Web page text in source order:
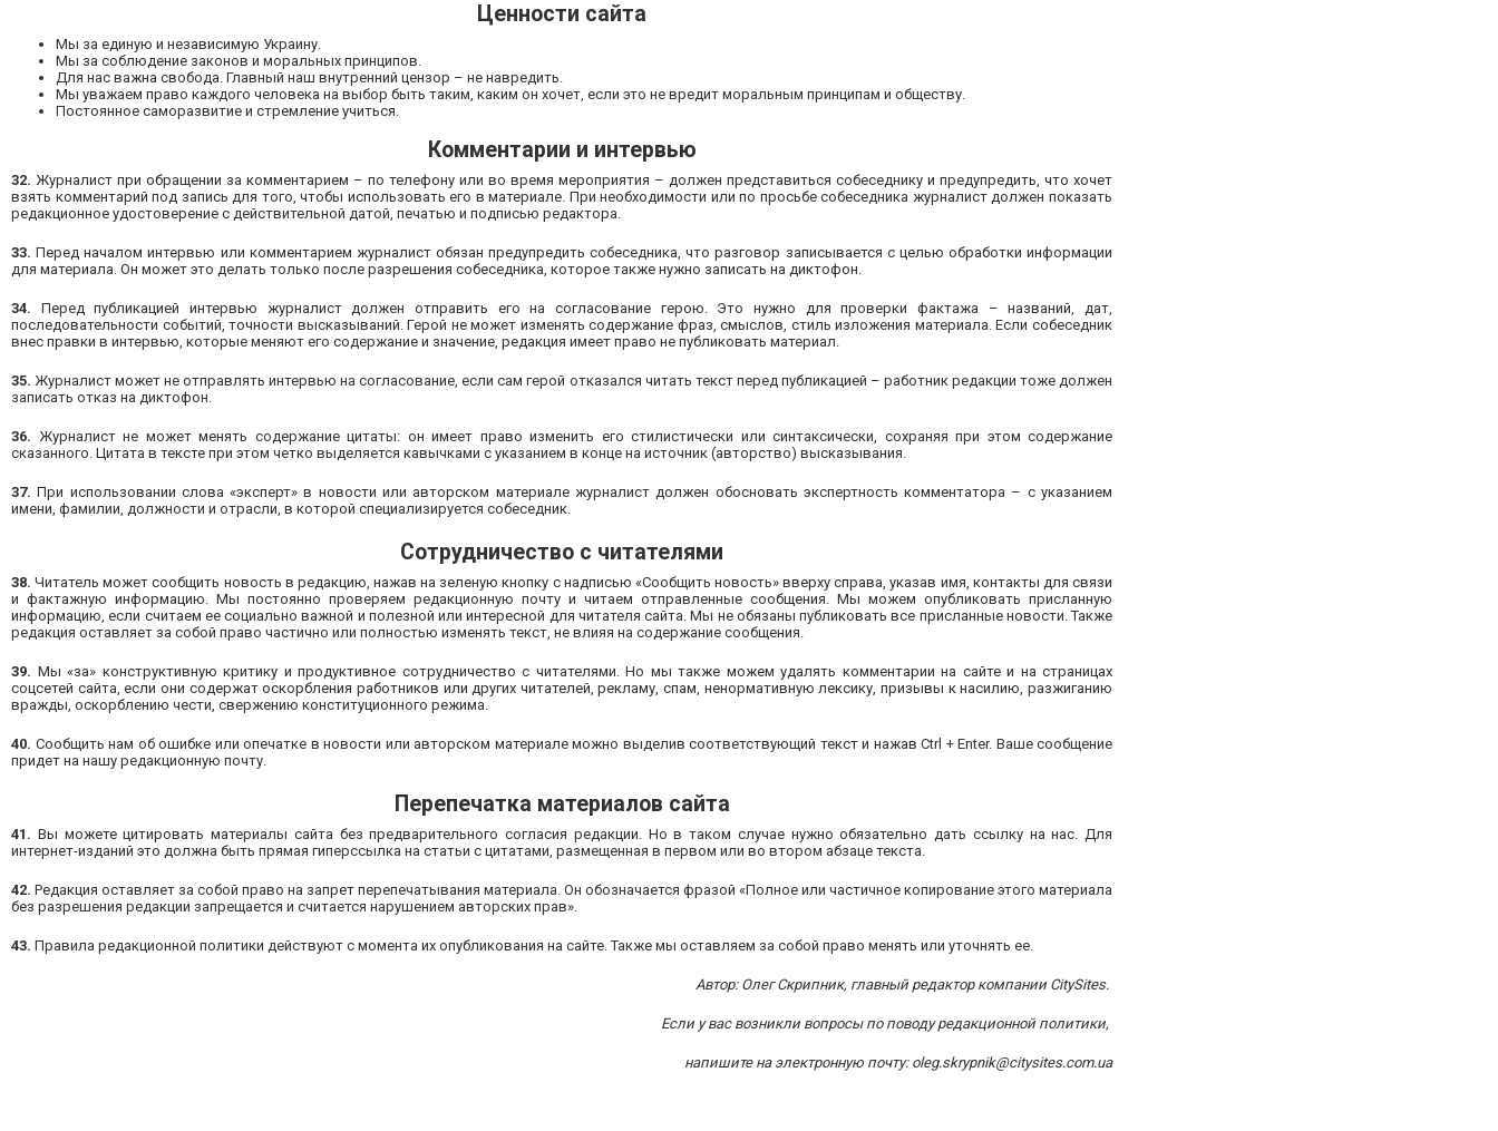
Ценности сайта
Мы за единую и независимую Украину.
Мы за соблюдение законов и моральных принципов.
Для нас важна свобода. Главный наш внутренний цензор – не навредить.
Мы уважаем право каждого человека на выбор быть таким, каким он хочет, если это не вредит моральным принципам и обществу.
Постоянное саморазвитие и стремление учиться.
Комментарии и интервью
32. Журналист при обращении за комментарием – по телефону или во время мероприятия – должен представиться собеседнику и предупредить, что хочет
взять комментарий под запись для того, чтобы использовать его в материале. При необходимости или по просьбе собеседника журналист должен показать
редакционное удостоверение с действительной датой, печатью и подписью редактора.
33. Перед началом интервью или комментарием журналист обязан предупредить собеседника, что разговор записывается с целью обработки информации
для материала. Он может это делать только после разрешения собеседника, которое также нужно записать на диктофон.
34. Перед публикацией интервью журналист должен отправить его на согласование герою. Это нужно для проверки фактажа – названий, дат,
последовательности событий, точности высказываний. Герой не может изменять содержание фраз, смыслов, стиль изложения материала. Если собеседник
внес правки в интервью, которые меняют его содержание и значение, редакция имеет право не публиковать материал.
35. Журналист может не отправлять интервью на согласование, если сам герой отказался читать текст перед публикацией – работник редакции тоже должен
записать отказ на диктофон.
36. Журналист не может менять содержание цитаты: он имеет право изменить его стилистически или синтаксически, сохраняя при этом содержание
сказанного. Цитата в тексте при этом четко выделяется кавычками с указанием в конце на источник (авторство) высказывания.
37. При использовании слова «эксперт» в новости или авторском материале журналист должен обосновать экспертность комментатора – с указанием
имени, фамилии, должности и отрасли, в которой специализируется собеседник.
Сотрудничество с читателями
38. Читатель может сообщить новость в редакцию, нажав на зеленую кнопку с надписью «Сообщить новость» вверху справа, указав имя, контакты для связи
и фактажную информацию. Мы постоянно проверяем редакционную почту и читаем отправленные сообщения. Мы можем опубликовать присланную
информацию, если считаем ее социально важной и полезной или интересной для читателя сайта. Мы не обязаны публиковать все присланные новости. Также
редакция оставляет за собой право частично или полностью изменять текст, не влияя на содержание сообщения.
39. Мы «за» конструктивную критику и продуктивное сотрудничество с читателями. Но мы также можем удалять комментарии на сайте и на страницах
соцсетей сайта, если они содержат оскорбления работников или других читателей, рекламу, спам, ненормативную лексику, призывы к насилию, разжиганию
вражды, оскорблению чести, свержению конституционного режима.
40. Сообщить нам об ошибке или опечатке в новости или авторском материале можно выделив соответствующий текст и нажав Ctrl + Enter. Ваше сообщение
придет на нашу редакционную почту.
Перепечатка материалов сайта
41. Вы можете цитировать материалы сайта без предварительного согласия редакции. Но в таком случае нужно обязательно дать ссылку на нас. Для
интернет-изданий это должна быть прямая гиперссылка на статьи с цитатами, размещенная в первом или во втором абзаце текста.
42. Редакция оставляет за собой право на запрет перепечатывания материала. Он обозначается фразой «Полное или частичное копирование этого материала
без разрешения редакции запрещается и считается нарушением авторских прав».
43. Правила редакционной политики действуют с момента их опубликования на сайте. Также мы оставляем за собой право менять или уточнять ее.
Автор: Олег Скрипник, главный редактор компании CitySites.
Если у вас возникли вопросы по поводу редакционной политики,
напишите на электронную почту: oleg.skrypnik@citysites.com.ua